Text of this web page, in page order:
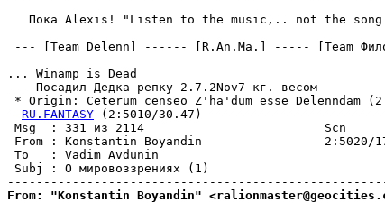
Пока Alexis! "Listen to the music,.. not the
--- [Team Delenn] ------ [R.An.Ma.] ----- [Team
... Winamp is Dead
--- Посадил Дедка репку 2.7.2Nov7 кг. весом
* Origin: Ceterum censeo Z'ha'dum esse Delenndam
- RU.FANTASY (2:5010/30.47)
Msg  : 331 из 2114
From : Konstantin Boyandin                 2:5020/
To   : Vadim Avdunin
Subj : О
From: "Konstantin Boyandin"